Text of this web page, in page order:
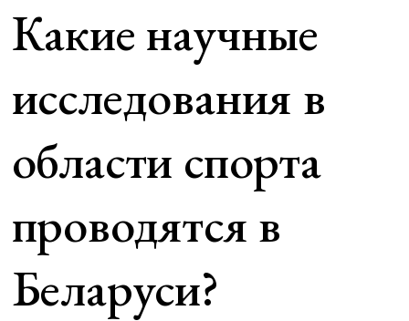
Какие научные
исследования в
области спорта
проводятся в
Беларуси?